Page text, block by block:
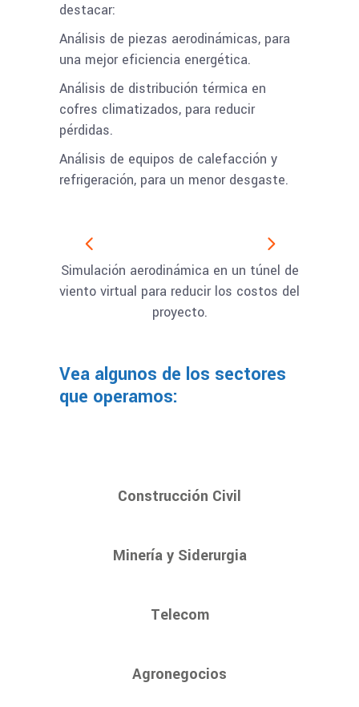
destacar:
Análisis de piezas aerodinámicas, para
una mejor eficiencia energética.
Análisis de distribución térmica en
cofres climatizados, para reducir
pérdidas.
Análisis de equipos de calefacción y
refrigeración, para un menor desgaste.
Simulación aerodinámica en un túnel de
viento virtual para reducir los costos del
proyecto.
Vea algunos de los sectores
que operamos:
Construcción Civil
Minería y Siderurgia
Telecom
Agronegocios